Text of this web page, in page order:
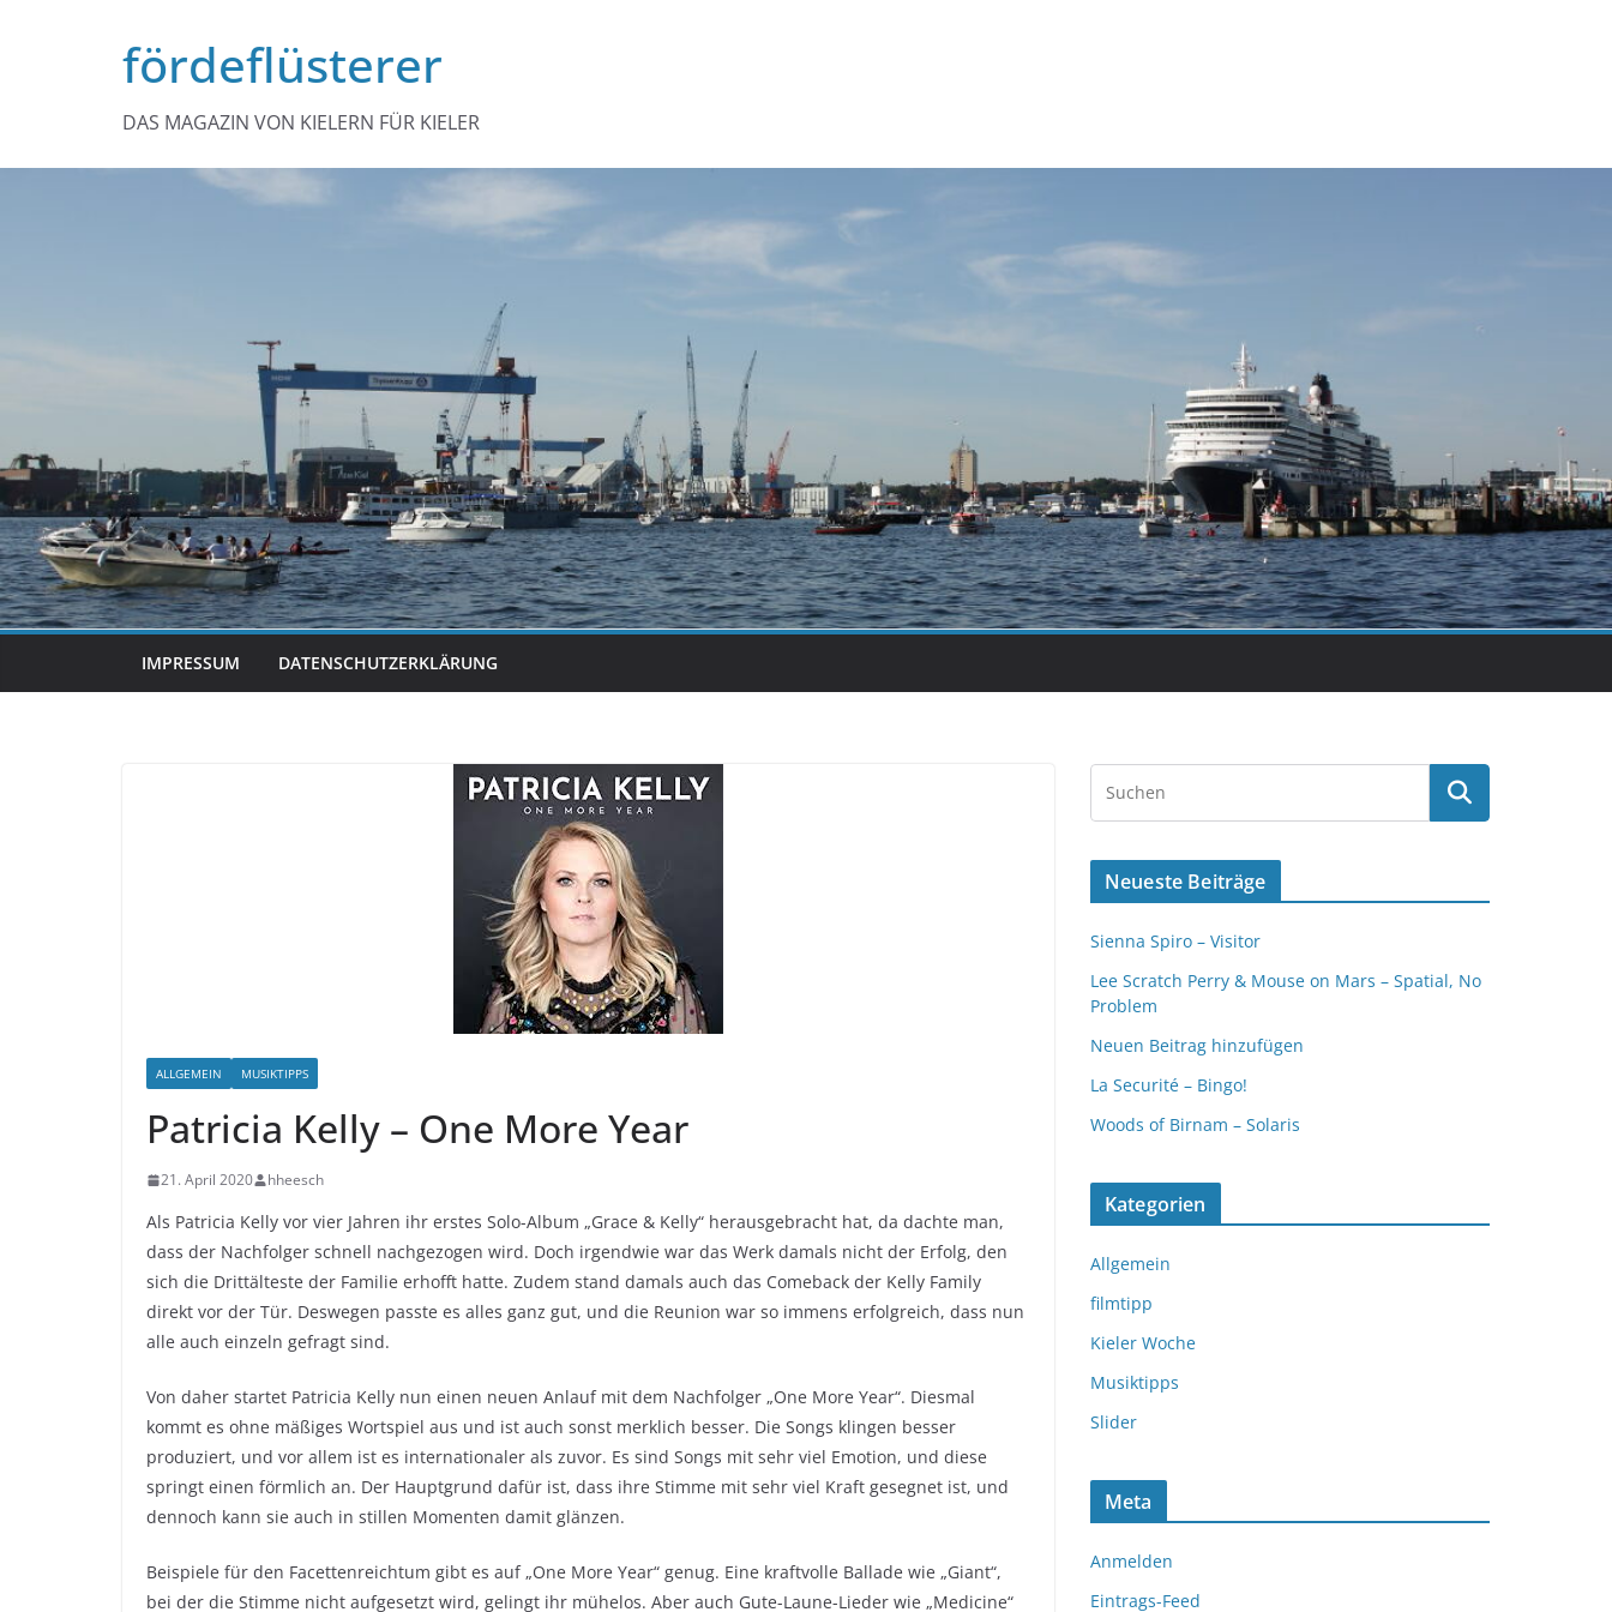
fördeflüsterer
DAS MAGAZIN VON KIELERN FÜR KIELER
IMPRESSUM DATENSCHUTZERKLÄRUNG
ALLGEMEIN MUSIKTIPPS
Patricia Kelly – One More Year
21. April 2020 hheesch
Als Patricia Kelly vor vier Jahren ihr erstes Solo-Album „Grace & Kelly“ herausgebracht hat, da dachte man,
dass der Nachfolger schnell nachgezogen wird. Doch irgendwie war das Werk damals nicht der Erfolg, den
sich die Drittälteste der Familie erhofft hatte. Zudem stand damals auch das Comeback der Kelly Family
direkt vor der Tür. Deswegen passte es alles ganz gut, und die Reunion war so immens erfolgreich, dass nun
alle auch einzeln gefragt sind.
Von daher startet Patricia Kelly nun einen neuen Anlauf mit dem Nachfolger „One More Year“. Diesmal
kommt es ohne mäßiges Wortspiel aus und ist auch sonst merklich besser. Die Songs klingen besser
produziert, und vor allem ist es internationaler als zuvor. Es sind Songs mit sehr viel Emotion, und diese
springt einen förmlich an. Der Hauptgrund dafür ist, dass ihre Stimme mit sehr viel Kraft gesegnet ist, und
dennoch kann sie auch in stillen Momenten damit glänzen.
Beispiele für den Facettenreichtum gibt es auf „One More Year“ genug. Eine kraftvolle Ballade wie „Giant“,
bei der die Stimme nicht aufgesetzt wird, gelingt ihr mühelos. Aber auch Gute-Laune-Lieder wie „Medicine“
Neueste Beiträge
Sienna Spiro – Visitor
Lee Scratch Perry & Mouse on Mars – Spatial, No
Problem
Neuen Beitrag hinzufügen
La Securité – Bingo!
Woods of Birnam – Solaris
Kategorien
Allgemein
filmtipp
Kieler Woche
Musiktipps
Slider
Meta
Anmelden
Eintrags-Feed